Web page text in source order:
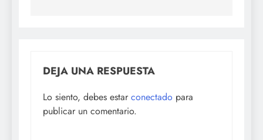
DEJA UNA RESPUESTA
Lo siento, debes estar conectado para
publicar un comentario.